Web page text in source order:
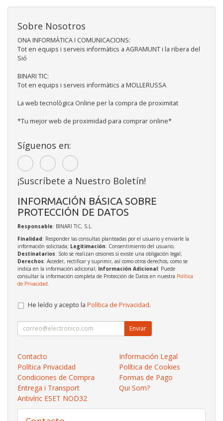
Sobre Nosotros
ONA INFORMÀTICA I COMUNICACIONS:
Tot en equips i serveis informàtics a AGRAMUNT i la ribera del
Sió
BINARI TIC:
Tot en equips i serveis informàtics a MOLLERUSSA
La web tecnològica Online per la compra de proximitat
*Tu mejor web de proximidad para comprar online*
Síguenos en:
¡Suscríbete a Nuestro Boletín!
INFORMACIÓN BÁSICA SOBRE
PROTECCIÓN DE DATOS
Responsable: BINARI TIC, S.L.
Finalidad: Responder las consultas planteadas por el usuario y enviarle la
información solicitada; Legitimación: Consentimiento del usuario;
Destinatarios: Solo se realizan cesiones si existe una obligación legal;
Derechos: Acceder, rectificar y suprimir, así como otros derechos, como se
indica en la información adicional; Información Adicional: Puede
consultar la información completa de Protección de Datos en nuestra Política
de Privacidad
He leído y acepto la Política de Privacidad.
Enviar
Contacto
Información Legal
Política Privacidad
Política de Cookies
Condiciones de Compra
Formas de Pago
Entrega i Transport
Qui Som?
Antivíric ESET NOD32